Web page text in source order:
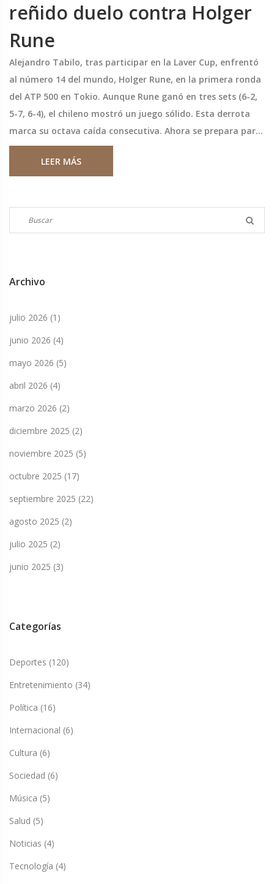
reñido duelo contra Holger
Rune
Alejandro Tabilo, tras participar en la Laver Cup, enfrentó
al número 14 del mundo, Holger Rune, en la primera ronda
del ATP 500 en Tokio. Aunque Rune ganó en tres sets (6-2,
5-7, 6-4), el chileno mostró un juego sólido. Esta derrota
marca su octava caída consecutiva. Ahora se prepara para
el Masters 1000 de Shanghái.
LEER MÁS
Archivo
julio 2026 (1)
junio 2026 (4)
mayo 2026 (5)
abril 2026 (4)
marzo 2026 (2)
diciembre 2025 (2)
noviembre 2025 (5)
octubre 2025 (17)
septiembre 2025 (22)
agosto 2025 (2)
julio 2025 (2)
junio 2025 (3)
Categorías
Deportes (120)
Entretenimiento (34)
Política (16)
Internacional (6)
Cultura (6)
Sociedad (6)
Música (5)
Salud (5)
Noticias (4)
Tecnología (4)